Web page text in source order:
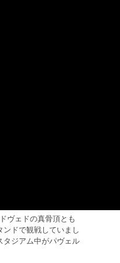
ヴェドの真骨頂とも
ドで観戦していまし
タジアム中がパヴェル